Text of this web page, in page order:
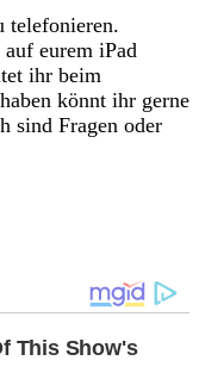
telefonieren.
eurem iPad
ihr beim
könnt ihr gerne
sind Fragen oder